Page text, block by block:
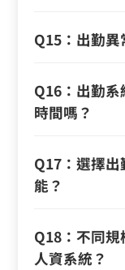
Q15：出勤異
Q16：出勤
時間嗎？
Q17：選擇
能？
Q18：不同
人資系統？